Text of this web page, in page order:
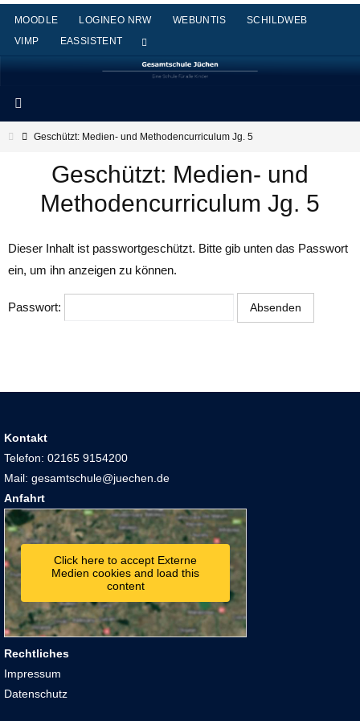
Zum
Inhalt
springen
MOODLE LOGINEO NRW WEBUNTIS
SCHILDWEB
VIMP
EASSISTENT
StartGeschützt: Medien- und Methodencurriculum Jg. 5
Geschützt: Medien- und
Methodencurriculum Jg. 5
Dieser Inhalt ist passwortgeschützt. Bitte gib unten das Passwort
ein, um ihn anzeigen zu können.
Passwort:
Kontakt
Telefon: 02165 9154200
Mail: gesamtschule@juechen.de
Anfahrt
Click here to accept Externe
Medien cookies and load this
content
Rechtliches
Impressum
Datenschutz